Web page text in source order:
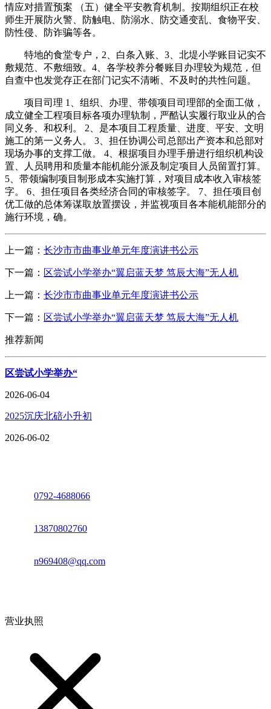
情应对措置预案 （五）健全平安教育机制。按期组织正在校
师生开展防火警、防触电、防溺水、防交通变乱、食物平安、
防性侵、防诈骗等各。
特地的食堂专户，2、白条入账、3、北堤小学账目记实不
敷规范、不敷细致。4、各学校养分餐账目办理较为规范，但
自查中也发觉存正在部门记实不清晰、不及时的共性问题。
项目司理 1、组织、办理、带领项目司理部的全面工做，
成立健全工程项目标各项办理轨制，严酷认实履行取业从的合
同义务、和权利。 2、是本项目工程质量、进度、平安、文明
施工的第一义务人。 3、担任协调公司总部出产资本和总部对
现场办事的支撑工做。 4、根据项目办理手册进行组织机构设
置、人员聘用和质量本能机能分派及制定项目人员留置打算。
5、带领编制项目制形成本实施打算，对项目成本收入审核签
字。 6、担任项目各类经济合同的审核签字。 7、担任项目创
优工做的总体筹谋取放置摆设，并监视项目各本能机能部分的
施行环境，确。
上一篇： 长沙市市曲事业单元年度演讲书公示
下一篇： 区尝试小学举办“翼启蓝天梦 笃辰大海”无人机
上一篇： 长沙市市曲事业单元年度演讲书公示
下一篇： 区尝试小学举办“翼启蓝天梦 笃辰大海”无人机
推荐新闻
区尝试小学举办“
2026-06-04
2025沉庆北碚小升初
2026-06-02
0792-4688066
13870802760
n969408@qq.com
营业执照